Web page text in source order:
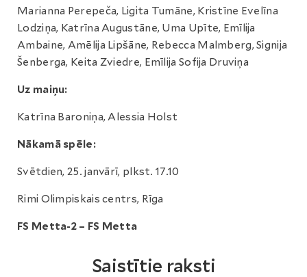
Marianna Perepeča, Ligita Tumāne, Kristīne Evelīna
Lodziņa, Katrīna Augustāne, Uma Upīte, Emīlija
Ambaine, Amēlija Lipšāne, Rebecca Malmberg, Signija
Šenberga, Keita Zviedre, Emīlija Sofija Druviņa
Uz maiņu:
Katrīna Baroniņa, Alessia Holst
Nākamā spēle:
Svētdien, 25. janvārī, plkst. 17.10
Rimi Olimpiskais centrs, Rīga
FS Metta-2 – FS Metta
Saistītie raksti